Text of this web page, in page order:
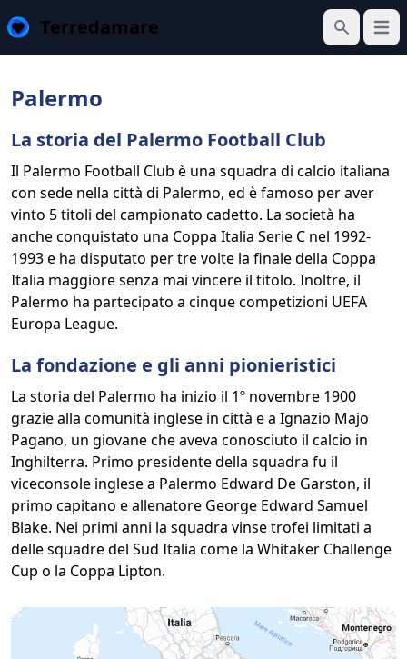
Terredamare
Cerca
Apri
Palermo
La storia del Palermo Football Club
Il Palermo Football Club è una squadra di calcio italiana
con sede nella città di Palermo, ed è famoso per aver
vinto 5 titoli del campionato cadetto. La società ha
anche conquistato una Coppa Italia Serie C nel 1992-
1993 e ha disputato per tre volte la finale della Coppa
Italia maggiore senza mai vincere il titolo. Inoltre, il
Palermo ha partecipato a cinque competizioni UEFA
Europa League.
La fondazione e gli anni pionieristici
La storia del Palermo ha inizio il 1º novembre 1900
grazie alla comunità inglese in città e a Ignazio Majo
Pagano, un giovane che aveva conosciuto il calcio in
Inghilterra. Primo presidente della squadra fu il
viceconsole inglese a Palermo Edward De Garston, il
primo capitano e allenatore George Edward Samuel
Blake. Nei primi anni la squadra vinse trofei limitati a
delle squadre del Sud Italia come la Whitaker Challenge
Cup o la Coppa Lipton.